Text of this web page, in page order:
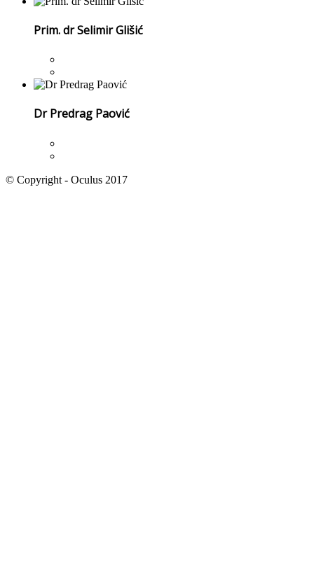
Prim. dr Selimir Glišić
Dr Predrag Paović
© Copyright - Oculus 2017